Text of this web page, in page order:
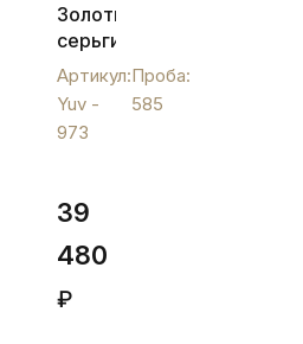
Золотые
серьги
"Тюльпан"
, Yuv -
973
Артикул:
Yuv -
973
Проба:
585
39
480
₽